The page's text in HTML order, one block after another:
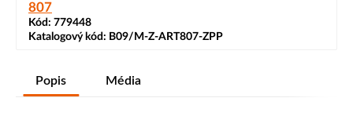
807
Kód: 779448
Katalogový kód: B09/M-Z-ART807-ZPP
Popis Média